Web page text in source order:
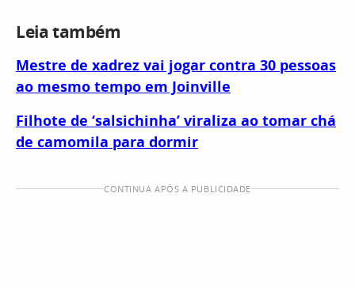
Leia também
Mestre de xadrez vai jogar contra 30 pessoas
ao mesmo tempo em Joinville
Filhote de ‘salsichinha’ viraliza ao tomar chá
de camomila para dormir
CONTINUA APÓS A PUBLICIDADE